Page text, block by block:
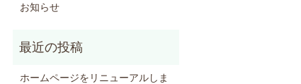
お知らせ
ホームページをリニューアルしま